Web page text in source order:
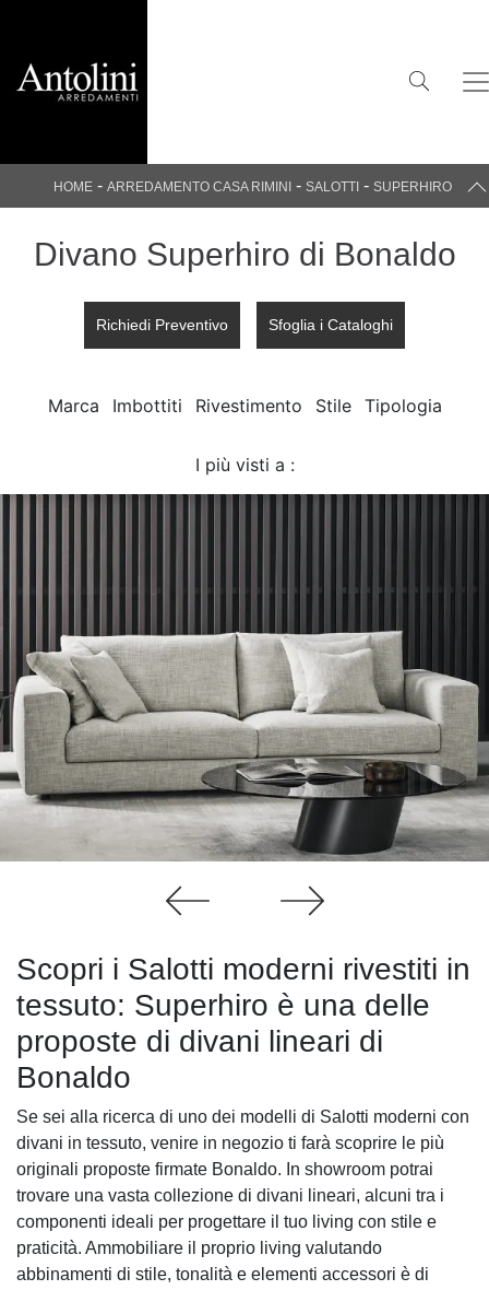
HOME - ARREDAMENTO CASA RIMINI - SALOTTI - SUPERHIRO
Divano Superhiro di Bonaldo
Richiedi Preventivo Sfoglia i Cataloghi
Marca Imbottiti Rivestimento Stile Tipologia
I più visti a :
Scopri i Salotti moderni rivestiti in
tessuto: Superhiro è una delle
proposte di divani lineari di
Bonaldo
Se sei alla ricerca di uno dei modelli di Salotti moderni con
divani in tessuto, venire in negozio ti farà scoprire le più
originali proposte firmate Bonaldo. In showroom potrai
trovare una vasta collezione di divani lineari, alcuni tra i
componenti ideali per progettare il tuo living con stile e
praticità. Ammobiliare il proprio living valutando
abbinamenti di stile, tonalità e elementi accessori è di